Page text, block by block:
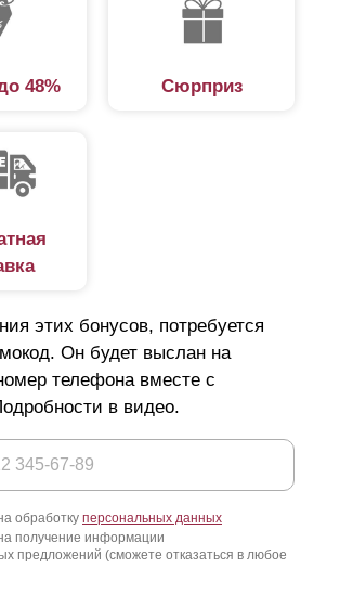
48% Сюрприз
этих бонусов, потребуется
Он будет выслан на
телефона вместе с
в видео.
обработку персональных данных
получение информации
предложений (сможете отказаться в любое